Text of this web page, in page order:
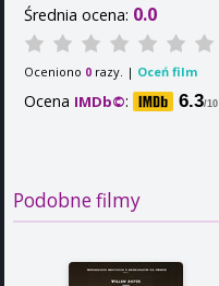
Średnia ocena: 0.0
Oceniono 0 razy. | Oceń film
Ocena IMDb©: 6.3/10
Podobne filmy